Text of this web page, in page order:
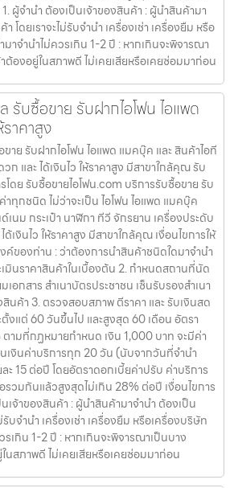
ผู้จำนำ ต้องเป็นเจ้าของสินค้า : ผู้นำสินค้ามา
โดยเราจะไม่รับจำนำ เครื่องเช่า เครื่องยืม หรือ
าจำนำไม่ควรเกิน 1-2 ปี : หากเกินจะพิจารณา
ต้องอยู่ในสภาพดี ไม่เคยเสียหรือเคยซ่อมมาก่อน
รับซื้อขาย รับฝากไอโฟน ไอแพด
ราคาสูง
าย รับฝากไอโฟน ไอแพด แมคบุ๊ค และ สินค้าไอที
ก และ ได้เงินไว ให้ราคาสูง มีสาขาใกล้คุณ รับ
ดย รับซื้อขายไอโฟน.com บริการรับซื้อขาย รับ
ทุกชนิด ไม่ว่าจะเป็น ไอโฟน ไอแพด แมคบุ๊ค
นม กระเป๋า นาฬิกา ทีวี จักรยาน เครื่องประดับ
ด้เงินไว ให้ราคาสูง มีสาขาใกล้คุณ เงื่อนไขการให้
ค์ของท่าน : ว่าต้องการนำสินค้าชนิดใดมาจำนำ
มินราคาสินค้าในเบื้องต้น 2. กำหนดสถานที่นัด
อกสาร สำเนาบัตรประชาชน เซ็นรับรองสำเนา
นค้า 3. ตรวจสอบสภาพ ตีราคา และ รับเงินสด
ตั้งแต่ 60 วันขึ้นไป และสูงสุด 60 เดือน อัตรา
ามที่กฏหมายกำหนด เงิน 1,000 บาท จะมีค่า
เงินค่าบริการทุก 20 วัน (นับจากวันที่จำนำ
ะ 15 ต่อปี โดยอัตราดอกเบี้ยค่าปรับ ค่าบริการ
รวมกันแล้วสูงสุดไม่เกิน 28% ต่อปี เงื่อนไขการ
เจ้าของสินค้า : ผู้นำสินค้ามาจำนำ ต้องเป็น
รับจำนำ เครื่องเช่า เครื่องยืม หรือเครื่องบริษัท
เกิน 1-2 ปี : หากเกินจะพิจารณาเป็นบาง
นสภาพดี ไม่เคยเสียหรือเคยซ่อมมาก่อน